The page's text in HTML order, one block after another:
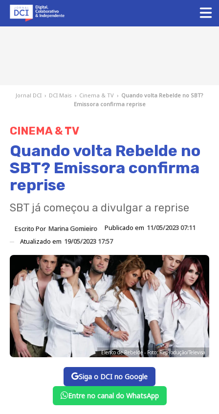
Jornal DCI › DCI Mais › Cinema & TV › Quando volta Rebelde no SBT?
Emissora confirma reprise
CINEMA & TV
Quando volta Rebelde no
SBT? Emissora confirma
reprise
SBT já começou a divulgar a reprise
Escrito Por Marina Gomieiro Publicado em 11/05/2023 07:11
Atualizado em 19/05/2023 17:57
Elenco de Rebelde - Foto: Reprodução/Televisa
Siga o DCI no Google
Entre no canal do WhatsApp